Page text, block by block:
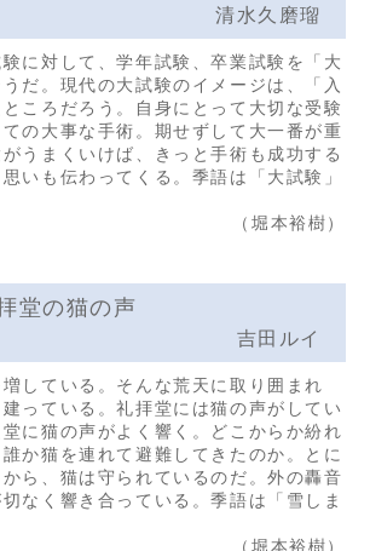
清水久磨瑠
に対して、学年試験、卒業試験を「大
だ。現代の大試験のイメージは、「入
ころだろう。自身にとって大切な受験
の大事な手術。期せずして大一番が重
うまくいけば、きっと手術も成功する
いも伝わってくる。季語は「大試験」
（堀本裕樹）
堂の猫の声
吉田ルイ
している。そんな荒天に取り囲まれ
っている。礼拝堂には猫の声がしてい
に猫の声がよく響く。どこからか紛れ
か猫を連れて避難してきたのか。とに
ら、猫は守られているのだ。外の轟音
なく響き合っている。季語は「雪しま
（堀本裕樹）